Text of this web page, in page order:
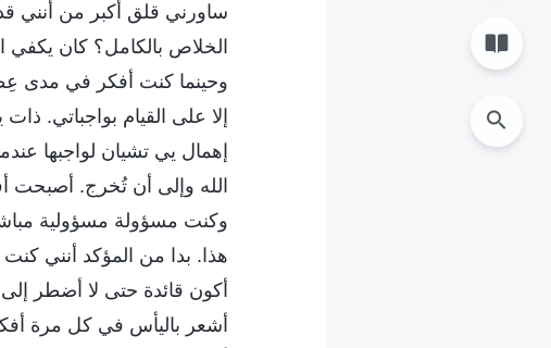
ساورني قلق أكبر من أنني
الخلاص بالكامل؟ كان يكفي
وحينما كنت أفكر في مدى
إلا على القيام بواجباتي.
إهمال يي تشيان لواجبها
الله وإلى أن تُخرج. أصبحت
وكنت مسؤولة مسؤولية
هذا. بدا من المؤكد أنني
أكون قائدة حتى لا أضطر
أشعر باليأس في كل مرة